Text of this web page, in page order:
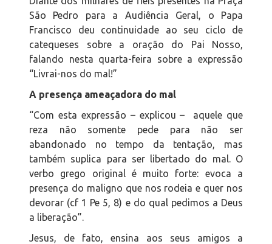
São Pedro para a Audiência Geral, o Papa
Francisco deu continuidade ao seu ciclo de
catequeses sobre a oração do Pai Nosso,
falando nesta quarta-feira sobre a expressão
“Livrai-nos do mal!”
A presença ameaçadora do mal
“Com esta expressão – explicou – aquele que
reza não somente pede para não ser
abandonado no tempo da tentação, mas
também suplica para ser libertado do mal. O
verbo grego original é muito forte: evoca a
presença do maligno que nos rodeia e quer nos
devorar (cf 1 Pe 5, 8) e do qual pedimos a Deus
a liberação”.
Jesus, de fato, ensina aos seus amigos a